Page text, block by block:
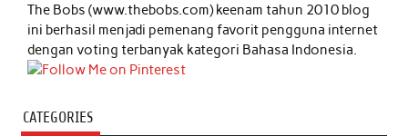
The Bobs (www.thebobs.com) keenam tahun 2010 blog
ini berhasil menjadi pemenang favorit pengguna internet
dengan voting terbanyak kategori Bahasa Indonesia.
CATEGORIES